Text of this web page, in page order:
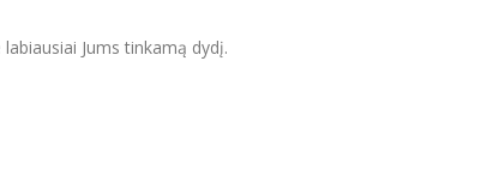
Jums tinkamą dydį.